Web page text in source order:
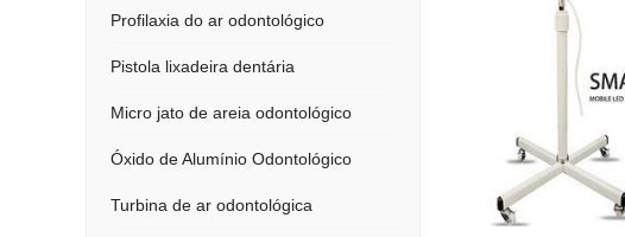
Profilaxia do ar odontológico
Pistola lixadeira dentária
Micro jato de areia odontológico
Óxido de Alumínio Odontológico
Turbina de ar odontológica